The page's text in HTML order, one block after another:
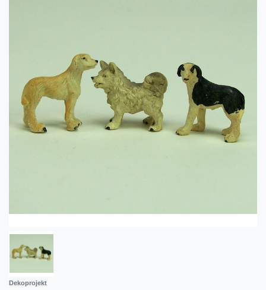
Dekoprojekt